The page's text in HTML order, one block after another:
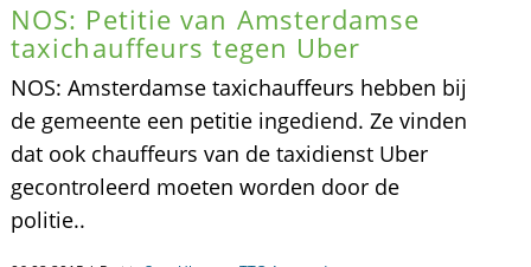
NOS: Petitie van Amsterdamse
taxichauffeurs tegen Uber
NOS: Amsterdamse taxichauffeurs hebben bij
de gemeente een petitie ingediend. Ze vinden
dat ook chauffeurs van de taxidienst Uber
gecontroleerd moeten worden door de
politie..